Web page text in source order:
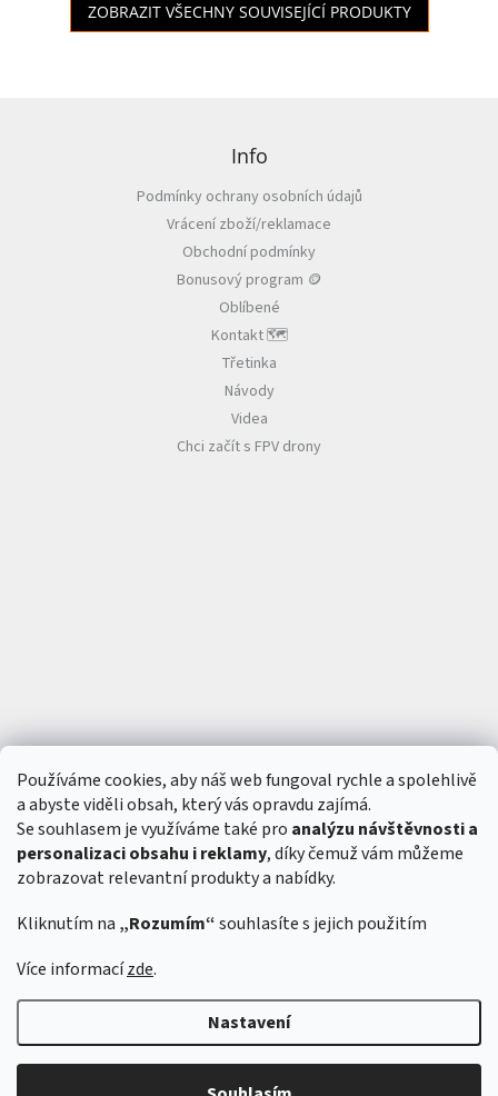
Používáme cookies, aby náš web fungoval rychle a spolehlivě
a abyste viděli obsah, který vás opravdu zajímá.
Se souhlasem je využíváme také pro analýzu návštěvnosti a
personalizaci obsahu i reklamy, díky čemuž vám můžeme
zobrazovat relevantní produkty a nabídky.
Kliknutím na „Rozumím“souhlasíte s jejich použitím
Více informacízde.
Nastavení
ZOBRAZIT VŠECHNY SOUVISEJÍCÍ PRODUKTY
Info
Podmínky ochrany osobních údajů
Vrácení zboží/reklamace
Obchodní podmínky
Bonusový program 🪙
Oblíbené
Kontakt 🗺️
Třetinka
Návody
Videa
Chci začít s FPV drony
6SFULL - FPV drony a příslušenství
vyhrazena.